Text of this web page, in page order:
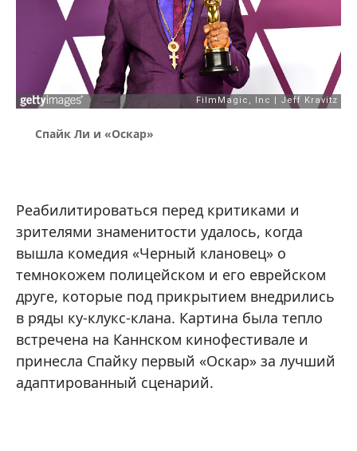
Спайк Ли и «Оскар»
Реабилитироваться перед критиками и
зрителями знаменитости удалось, когда
вышла комедия «Черный клановец» о
темнокожем полицейском и его еврейском
друге, которые под прикрытием внедрились
в ряды ку-клукс-клана. Картина была тепло
встречена на Каннском кинофестивале и
принесла Спайку первый «Оскар» за лучший
адаптированный сценарий.